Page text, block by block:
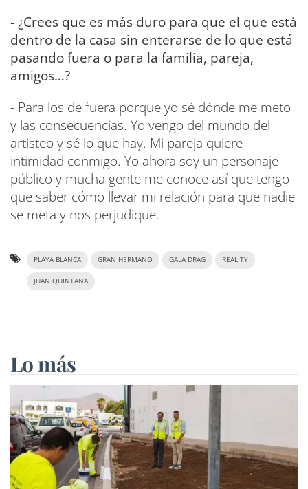
- ¿Crees que es más duro para que el que está
dentro de la casa sin enterarse de lo que está
pasando fuera o para la familia, pareja,
amigos…?
- Para los de fuera porque yo sé dónde me meto
y las consecuencias. Yo vengo del mundo del
artisteo y sé lo que hay. Mi pareja quiere
intimidad conmigo. Yo ahora soy un personaje
público y mucha gente me conoce así que tengo
que saber cómo llevar mi relación para que nadie
se meta y nos perjudique.
PLAYA BLANCA GRAN HERMANO GALA DRAG REALITY
JUAN QUINTANA
Lo más